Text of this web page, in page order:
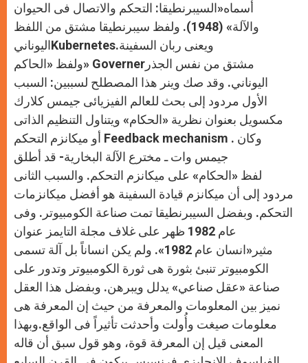
أسماه«السيبرنطيقا: التحكم والاتصال فى الحيوان
والآلة» (1948). ولفظ سيبرنطيقا مشتق من اللفظ
اليونانيKubernetesويعنى ربان السفينة.
ولفظ «الحاكم» Governerمشتق من نفس الجذر
اليوناني. وقد صك وينر هذا المصطلح لسببين: السبب
الأول مردود إلى بحث للعالم الفيزيائى جيمس كلارك
مكسويل بعنوان نظرية «الحكام» ويتناول التنظيم الذاتى
أو ميكانزم التحكم Feedback mechanism . وكان
جيمس وات ـ مخترع الآلة البخارية- قد أطلق
لفظ «الحكام» على ميكانزم التحكم. والسبب الثانى
مردود إلى أن ميكانزم قيادة السفينة هو أفضل ميكانزمات
التحكم. وبفضل السيبرنطيقا تمت صناعة الكومبيوتر. وفى
عام 1982 ظهر على غلاف مجلة التايمز عنوان
مثير«انسان عام 1982». ولم يكن انساناً بل آلة تسمى
الكومبيوتر تنبئ بثورة هى ثورة الكومبيوتر وتدور على
صناعة «عقل صناعي» يدلل ويبرهن. وبفضل هذا العقل
نميز بين المعلومات والمعرفة من حيث إن المعرفة هى
معلومات صيغت وأُولت وأحدثت تأثيراً فى الواقع.وبهذا
المعنى قيل إن المعرفة قوة، وهو قول سبق أن قاله